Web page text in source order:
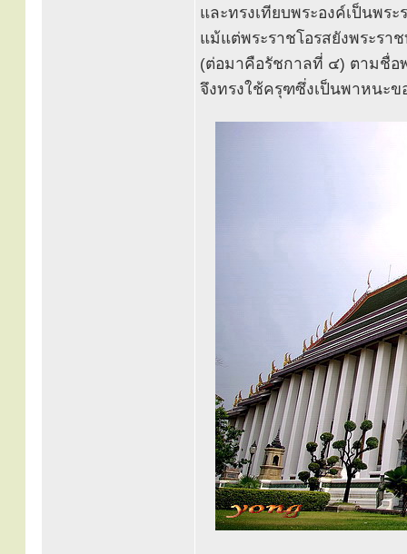
และทรงเทียบพระองค์เป็นพร
แม้แต่พระราชโอรสยังพระรา
(ต่อมาคือรัชกาลที่ ๔) ตามชื่อ
จึงทรงใช้ครุฑซึ่งเป็นพาหนะข